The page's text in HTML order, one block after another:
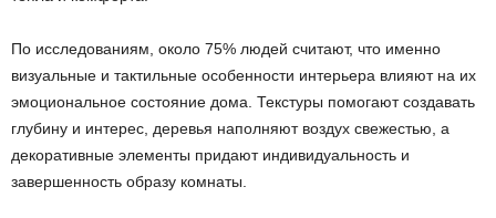
По исследованиям, около 75% людей считают, что именно
визуальные и тактильные особенности интерьера влияют на их
эмоциональное состояние дома. Текстуры помогают создавать
глубину и интерес, деревья наполняют воздух свежестью, а
декоративные элементы придают индивидуальность и
завершенность образу комнаты.